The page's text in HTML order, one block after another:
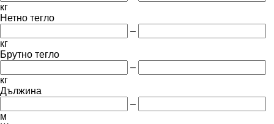
кг
Нетно тегло
–
кг
Брутно тегло
–
кг
Дължина
–
м